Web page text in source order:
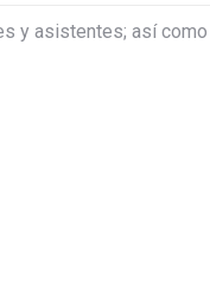
y asistentes; así